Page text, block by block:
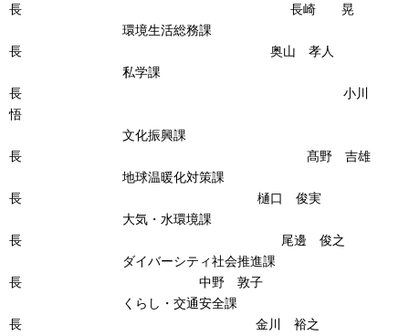
長 長崎 晃
環境生活総務課
長 奥山 孝人
私学課
長 小川
悟
文化振興課
長 髙野 吉雄
地球温暖化対策課
長 樋口 俊実
大気・水環境課
長 尾邊 俊之
ダイバーシティ社会推進課
長 中野 敦子
くらし・交通安全課
長 金川 裕之